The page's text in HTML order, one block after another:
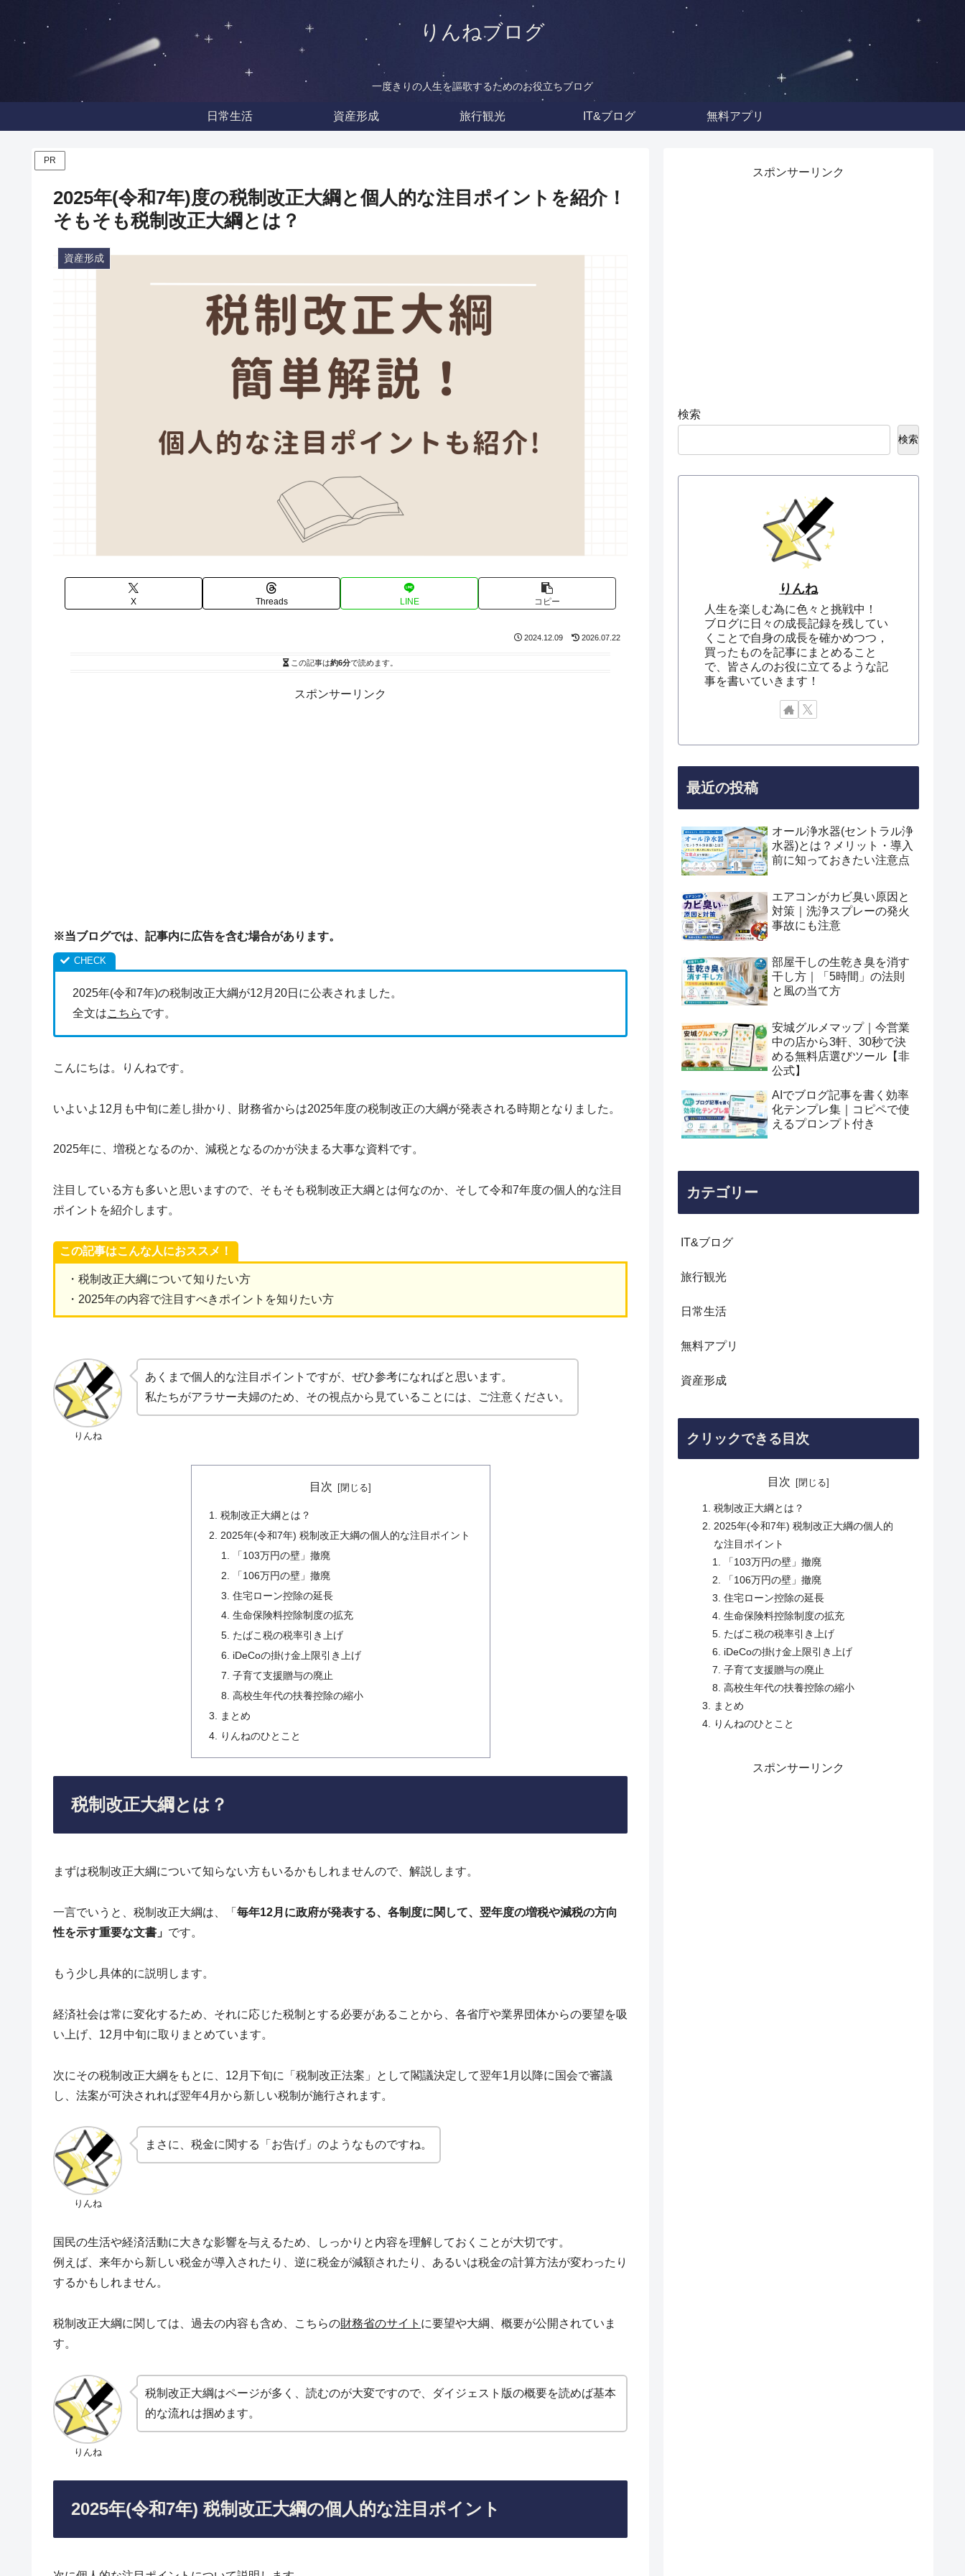
りんねブログ
一度きりの人生を謳歌するためのお役立ちブログ
日常生活 資産形成 旅行観光 IT&ブログ 無料アプリ
PR
2025年(令和7年)度の税制改正大綱と個人的な注目ポイントを紹介！
そもそも税制改正大綱とは？
資産形成
X Threads LINE コピー
2024.12.09 2026.07.22
この記事は約6分で読めます。
スポンサーリンク
※当ブログでは、記事内に広告を含む場合があります。
2025年(令和7年)の税制改正大綱が12月20日に公表されました。
全文はこちらです。
こんにちは。りんねです。
いよいよ12月も中旬に差し掛かり、財務省からは2025年度の税制改正の大綱が発表される時期となりました。
2025年に、増税となるのか、減税となるのかが決まる大事な資料です。
注目している方も多いと思いますので、そもそも税制改正大綱とは何なのか、そして令和7年度の個人的な注目
ポイントを紹介します。
この記事はこんな人におススメ！
・税制改正大綱について知りたい方
・2025年の内容で注目すべきポイントを知りたい方
りんね
あくまで個人的な注目ポイントですが、ぜひ参考になればと思います。
私たちがアラサー夫婦のため、その視点から見ていることには、ご注意ください。
目次
税制改正大綱とは？
2025年(令和7年) 税制改正大綱の個人的な注目ポイント
「103万円の壁」撤廃
「106万円の壁」撤廃
住宅ローン控除の延長
生命保険料控除制度の拡充
たばこ税の税率引き上げ
iDeCoの掛け金上限引き上げ
子育て支援贈与の廃止
高校生年代の扶養控除の縮小
まとめ
りんねのひとこと
税制改正大綱とは？
まずは税制改正大綱について知らない方もいるかもしれませんので、解説します。
一言でいうと、税制改正大綱は、「 毎年12月に政府が発表する、各制度に関 して、翌年度の増税や減税の方向
性を示す重要な文書」 です。
もう少し具体的に説明します。
経済社会は常に変化するため、それに応じた税制とする必要があることから、各省庁や業界団体からの要望を吸
い上げ、12月中旬に取りまとめています。
次にその税制改正大綱をもとに、12月下旬に「税制改正法案」として閣議決定して翌年1月以降に国会で審議
し、法案が可決されれば翌年4月から新しい税制が施行されます。
りんね
まさに、税金に関する「お告げ」のようなものですね。
国民の生活や経済活動に大きな影響を与えるため、しっかりと内容を理解しておくことが大切です。
例えば、来年から新しい税金が導入されたり、逆に税金が減額されたり、あるいは税金の計算方法が変わったり
するかもしれません。
税制改正大綱に関しては、過去の内容も含め、こちらの財務省のサイト に要望や大綱、概要が公開されていま
す。
りんね
税制改正大綱はページが多く、読むのが大変ですので、ダイジェスト版の概要を読めば基本
的な流れは掴めます。
2025年(令和7年) 税制改正大綱の個人的な注目ポイント
スポンサーリンク
検索
検索
りんね
人生を楽しむ為に色々と挑戦中！
ブログに日々の成長記録を残してい
くことで自身の成長を確かめつつ，
買ったものを記事にまとめること
で、皆さんのお役に立てるような記
事を書いていきます！
最近の投稿
オール浄水器(セントラル浄
水器)とは？メリット・導入
前に知っておきたい注意点
エアコンがカビ臭い原因と
対策｜洗浄スプレーの発火
事故にも注意
部屋干しの生乾き臭を消す
干し方｜「5時間」の法則
と風の当て方
安城グルメマップ｜今営業
中の店から3軒、30秒で決
める無料店選びツール【非
公式】
AIでブログ記事を書く効率
化テンプレ集｜コピペで使
えるプロンプト付き
カテゴリー
IT&ブログ
旅行観光
日常生活
無料アプリ
資産形成
クリックできる目次
目次
税制改正大綱とは？
2025年(令和7年) 税制改正大綱の個人的
な注目ポイント
「103万円の壁」撤廃
「106万円の壁」撤廃
住宅ローン控除の延長
生命保険料控除制度の拡充
たばこ税の税率引き上げ
iDeCoの掛け金上限引き上げ
子育て支援贈与の廃止
高校生年代の扶養控除の縮小
まとめ
りんねのひとこと
スポンサーリンク